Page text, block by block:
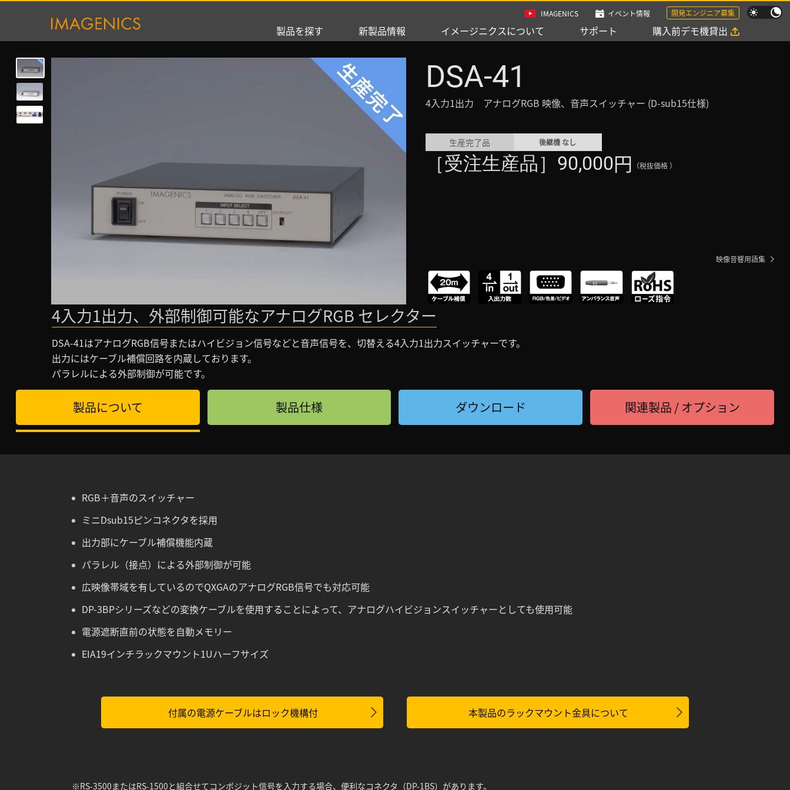
IMAGENICS イベント情報 開発エンジニア募集
製品を探す 新製品情報 イメージニクスについて サポート 購入前デモ機貸出
DSA-41
4入力1出力 アナログRGB 映像、音声スイッチャー (D-sub15仕様)
生産完了品 後継機 なし
［受注生産品］90,000円 （税抜価格 ）
映像音響用語集
4入力1出力、外部制御可能なアナログRGB セレクター
DSA-41はアナログRGB信号またはハイビジョン信号などと音声信号を、切替える4入力1出力スイッチャーです。
出力にはケーブル補償回路を内蔵しております。
パラレルによる外部制御が可能です。
製品について 製品仕様 ダウンロード 関連製品 / オプション
RGB＋音声のスイッチャー
ミニDsub15ピンコネクタを採用
出力部にケーブル補償機能内蔵
パラレル（接点）による外部制御が可能
広映像帯域を有しているのでQXGAのアナログRGB信号でも対応可能
DP-3BPシリーズなどの変換ケーブルを使用することによって、アナログハイビジョンスイッチャーとしても使用可能
電源遮断直前の状態を自動メモリー
EIA19インチラックマウント1Uハーフサイズ
付属の電源ケーブルはロック機構付 本製品のラックマウント金具について
※RS-3500またはRS-1500 と組合せてコンポジット信号を入力する場合、便利なコネクタ（DP-1BS）があります。